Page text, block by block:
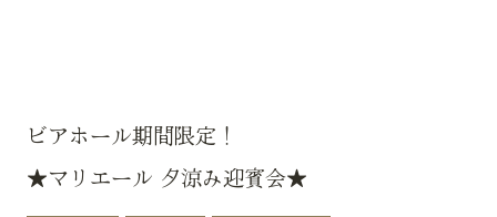
ビアホール期間限定！
★マリエール 夕涼み迎賓会★